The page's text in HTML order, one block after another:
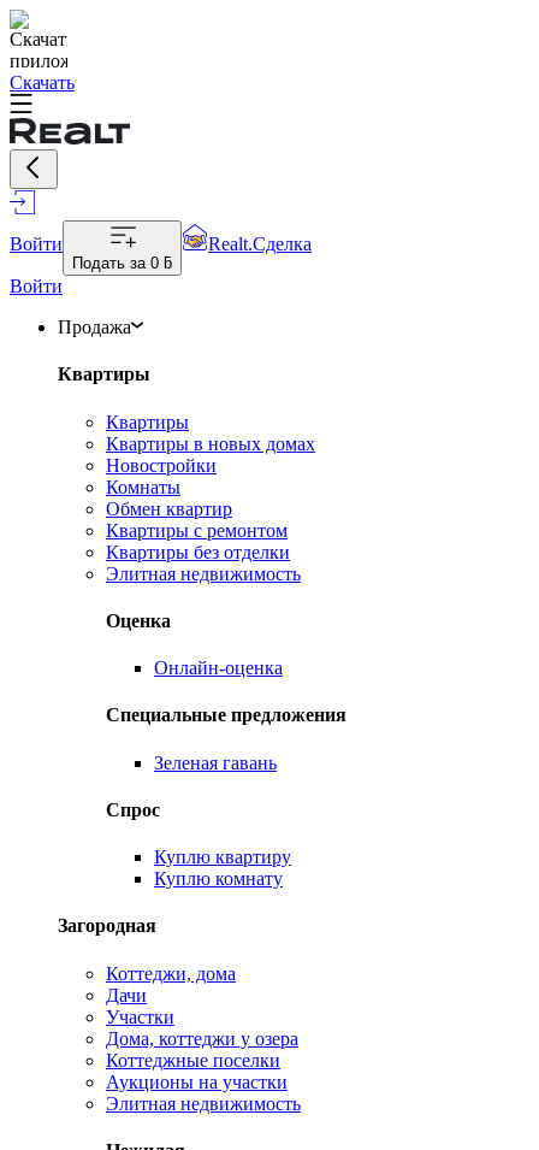
Скачать
Войти
Подать за 0 ƃ
Realt.Сделка
Войти
Продажа
Квартиры
Квартиры
Квартиры в новых домах
Новостройки
Комнаты
Обмен квартир
Квартиры с ремонтом
Квартиры без отделки
Элитная недвижимость
Оценка
Онлайн-оценка
Специальные предложения
Зеленая гавань
Спрос
Куплю квартиру
Куплю комнату
Загородная
Коттеджи, дома
Дачи
Участки
Дома, коттеджи у озера
Коттеджные поселки
Аукционы на участки
Элитная недвижимость